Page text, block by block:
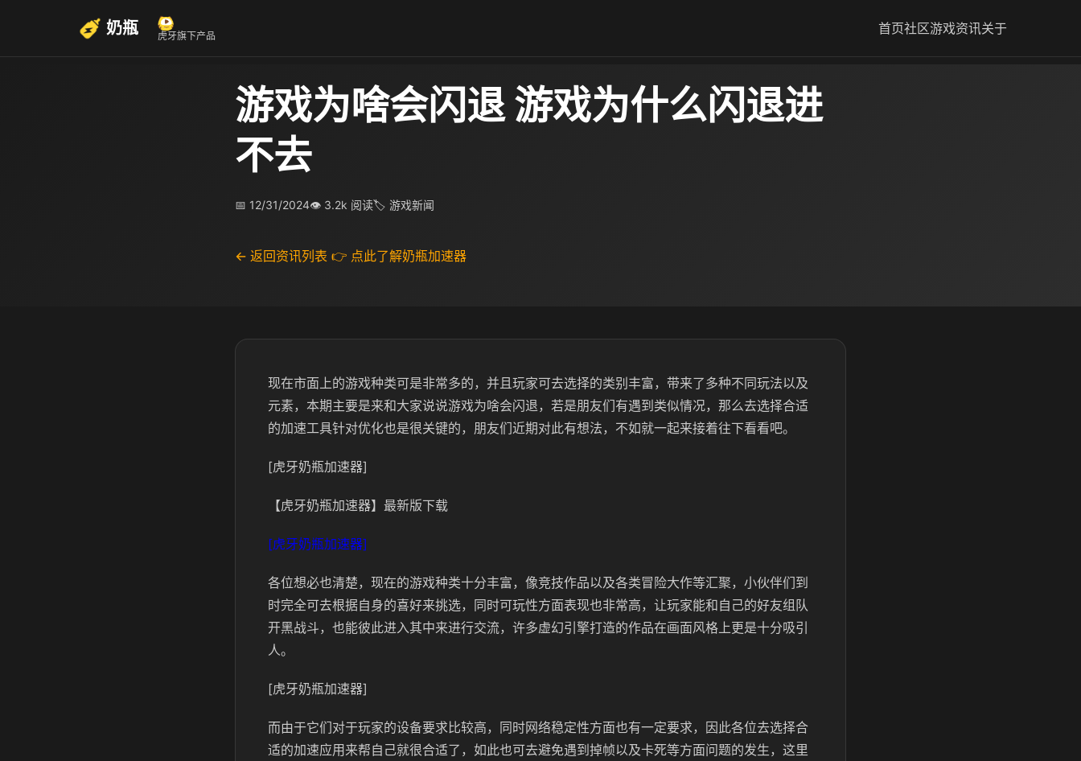
奶瓶 虎牙旗下产品 首页社区游戏资讯关于
游戏为啥会闪退 游戏为什么闪退进
不去
📅 12/31/2024👁 3.2k 阅读🏷 游戏新闻
← 返回资讯列表 👉 点此了解奶瓶加速器
现在市面上的游戏种类可是非常多的，并且玩家可去选择的类别丰富，带来了多种不同玩法以及
元素，本期主要是来和大家说说游戏为啥会闪退，若是朋友们有遇到类似情况，那么去选择合适
的加速工具针对优化也是很关键的，朋友们近期对此有想法，不如就一起来接着往下看看吧。
[虎牙奶瓶加速器]
【虎牙奶瓶加速器】最新版下载
[虎牙奶瓶加速器]
各位想必也清楚，现在的游戏种类十分丰富，像竞技作品以及各类冒险大作等汇聚，小伙伴们到
时完全可去根据自身的喜好来挑选，同时可玩性方面表现也非常高，让玩家能和自己的好友组队
开黑战斗，也能彼此进入其中来进行交流，许多虚幻引擎打造的作品在画面风格上更是十分吸引
人。
[虎牙奶瓶加速器]
而由于它们对于玩家的设备要求比较高，同时网络稳定性方面也有一定要求，因此各位去选择合
适的加速应用来帮自己就很合适了，如此也可去避免遇到掉帧以及卡死等方面问题的发生，这里